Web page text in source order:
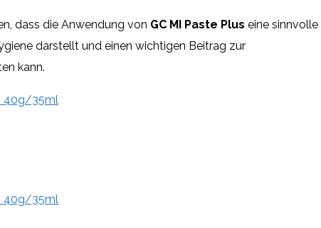
dass die Anwendung von GC MI Paste Plus eine sinnvolle
darstellt und einen wichtigen Beitrag zur
kann.
40g/35ml
40g/35ml